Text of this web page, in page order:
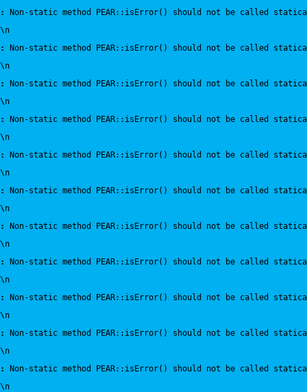
:
Non-static method PEAR::isError() should not be called
\n
:
Non-static method PEAR::isError() should not be called
\n
:
Non-static method PEAR::isError() should not be called
\n
:
Non-static method PEAR::isError() should not be called
\n
:
Non-static method PEAR::isError() should not be called
\n
:
Non-static method PEAR::isError() should not be called
\n
:
Non-static method PEAR::isError() should not be called
\n
:
Non-static method PEAR::isError() should not be called
\n
:
Non-static method PEAR::isError() should not be called
\n
:
Non-static method PEAR::isError() should not be called
\n
:
Non-static method PEAR::isError() should not be called
\n